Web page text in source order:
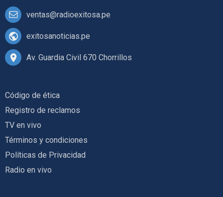
ventas@radioexitosa.pe
exitosanoticias.pe
Av. Guardia Civil 670 Chorrillos
Código de ética
Registro de reclamos
TV en vivo
Términos y condiciones
Políticas de Privacidad
Radio en vivo